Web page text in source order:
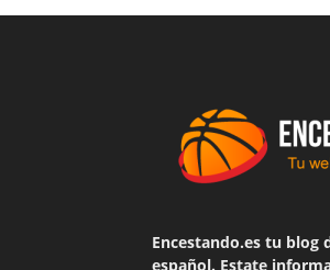
Encestando.es tu blog
español. Estate